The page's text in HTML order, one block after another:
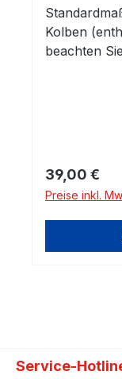
Kolben
beachten
Regulärer
39,00 €
Preise inkl.
Service-